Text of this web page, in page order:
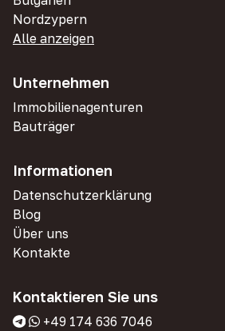
Nordzypern
Alle anzeigen
Unternehmen
Immobilienagenturen
Bauträger
Informationen
Datenschutzerklärung
Blog
Über uns
Kontakte
Kontaktieren Sie uns
+49 174 636 7046